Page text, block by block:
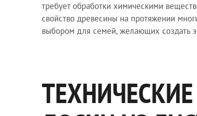
требует обработки химическими
свойство древесины на протяжении
выбором для семей, желающих создать